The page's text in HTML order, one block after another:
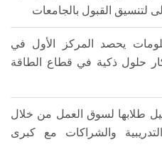
لتنسيق القبول بالجامعات
يحصد المركز الأول في
حلول ذكية في قطاع الطاقة
طلابها لسوق العمل من خلال
والشراكات مع كبرى